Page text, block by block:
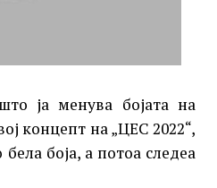
ја менува бојата на
концепт на „ЦЕС 2022“,
боја, а потоа следеа